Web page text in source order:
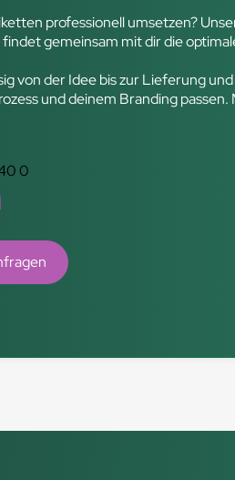
professionell umsetzen?
gemeinsam mit dir die
von der Idee bis zur Lieferung
und deinem Branding
0